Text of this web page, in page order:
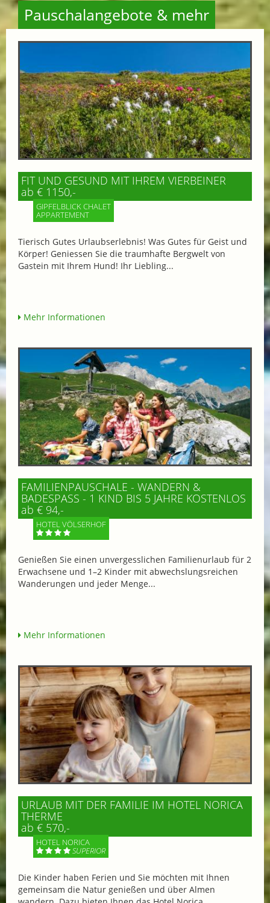
Pauschalangebote & mehr
FIT UND GESUND MIT IHREM VIERBEINER
ab € 1150,-
GIPFELBLICK CHALET
APPARTEMENT
Tierisch Gutes Urlaubserlebnis! Was Gutes für Geist und
Körper! Geniessen Sie die traumhafte Bergwelt von
Gastein mit Ihrem Hund! Ihr Liebling...
Mehr Informationen
FAMILIENPAUSCHALE - WANDERN &
BADESPASS - 1 KIND BIS 5 JAHRE KOSTENLOS
ab € 94,-
HOTEL VÖLSERHOF
Genießen Sie einen unvergesslichen Familienurlaub für 2
Erwachsene und 1–2 Kinder mit abwechslungsreichen
Wanderungen und jeder Menge...
Mehr Informationen
URLAUB MIT DER FAMILIE IM HOTEL NORICA
THERME
ab € 570,-
HOTEL NORICA
SUPERIOR
Die Kinder haben Ferien und Sie möchten mit Ihnen
gemeinsam die Natur genießen und über Almen